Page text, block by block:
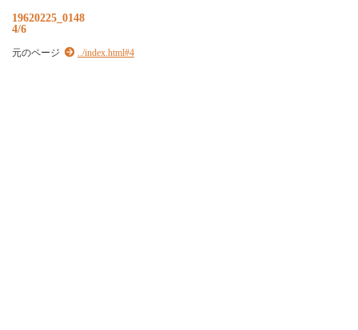
19620225_0148
4/6
元のページ ../index.html#4